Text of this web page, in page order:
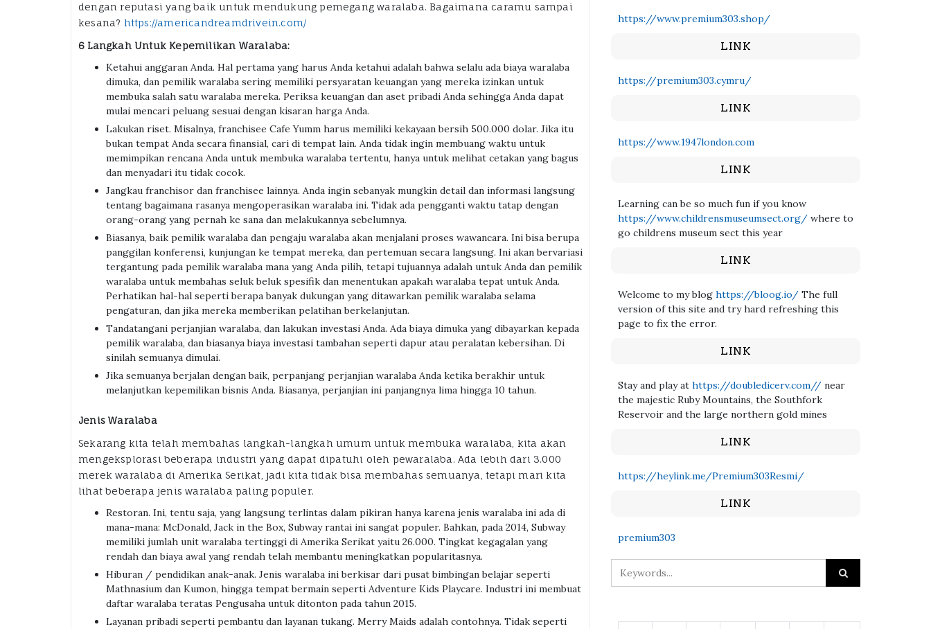
dengan reputasi yang baik untuk mendukung pemegang waralaba. Bagaimana caramu sampai
kesana? https://americandreamdrivein.com/
6 Langkah Untuk Kepemilikan Waralaba:
Ketahui anggaran Anda. Hal pertama yang harus Anda ketahui adalah bahwa selalu ada biaya waralaba
dimuka, dan pemilik waralaba sering memiliki persyaratan keuangan yang mereka izinkan untuk
membuka salah satu waralaba mereka. Periksa keuangan dan aset pribadi Anda sehingga Anda dapat
mulai mencari peluang sesuai dengan kisaran harga Anda.
Lakukan riset. Misalnya, franchisee Cafe Yumm harus memiliki kekayaan bersih 500.000 dolar. Jika itu
bukan tempat Anda secara finansial, cari di tempat lain. Anda tidak ingin membuang waktu untuk
memimpikan rencana Anda untuk membuka waralaba tertentu, hanya untuk melihat cetakan yang bagus
dan menyadari itu tidak cocok.
Jangkau franchisor dan franchisee lainnya. Anda ingin sebanyak mungkin detail dan informasi langsung
tentang bagaimana rasanya mengoperasikan waralaba ini. Tidak ada pengganti waktu tatap dengan
orang-orang yang pernah ke sana dan melakukannya sebelumnya.
Biasanya, baik pemilik waralaba dan pengaju waralaba akan menjalani proses wawancara. Ini bisa berupa
panggilan konferensi, kunjungan ke tempat mereka, dan pertemuan secara langsung. Ini akan bervariasi
tergantung pada pemilik waralaba mana yang Anda pilih, tetapi tujuannya adalah untuk Anda dan pemilik
waralaba untuk membahas seluk beluk spesifik dan menentukan apakah waralaba tepat untuk Anda.
Perhatikan hal-hal seperti berapa banyak dukungan yang ditawarkan pemilik waralaba selama
pengaturan, dan jika mereka memberikan pelatihan berkelanjutan.
Tandatangani perjanjian waralaba, dan lakukan investasi Anda. Ada biaya dimuka yang dibayarkan kepada
pemilik waralaba, dan biasanya biaya investasi tambahan seperti dapur atau peralatan kebersihan. Di
sinilah semuanya dimulai.
Jika semuanya berjalan dengan baik, perpanjang perjanjian waralaba Anda ketika berakhir untuk
melanjutkan kepemilikan bisnis Anda. Biasanya, perjanjian ini panjangnya lima hingga 10 tahun.
Jenis Waralaba
Sekarang kita telah membahas langkah-langkah umum untuk membuka waralaba, kita akan
mengeksplorasi beberapa industri yang dapat dipatuhi oleh pewaralaba. Ada lebih dari 3.000
merek waralaba di Amerika Serikat, jadi kita tidak bisa membahas semuanya, tetapi mari kita
lihat beberapa jenis waralaba paling populer.
Restoran. Ini, tentu saja, yang langsung terlintas dalam pikiran hanya karena jenis waralaba ini ada di
mana-mana: McDonald, Jack in the Box, Subway rantai ini sangat populer. Bahkan, pada 2014, Subway
memiliki jumlah unit waralaba tertinggi di Amerika Serikat yaitu 26.000. Tingkat kegagalan yang
rendah dan biaya awal yang rendah telah membantu meningkatkan popularitasnya.
Hiburan / pendidikan anak-anak. Jenis waralaba ini berkisar dari pusat bimbingan belajar seperti
Mathnasium dan Kumon, hingga tempat bermain seperti Adventure Kids Playcare. Industri ini membuat
daftar waralaba teratas Pengusaha untuk ditonton pada tahun 2015.
Layanan pribadi seperti pembantu dan layanan tukang. Merry Maids adalah contohnya. Tidak seperti
https://www.premium303.shop/
LINK
https://premium303.cymru/
LINK
https://www.1947london.com
LINK
Learning can be so much fun if you know
https://www.childrensmuseumsect.org/ where to
go childrens museum sect this year
LINK
Welcome to my blog https://bloog.io/ The full
version of this site and try hard refreshing this
page to fix the error.
LINK
Stay and play at https://doubledicerv.com// near
the majestic Ruby Mountains, the Southfork
Reservoir and the large northern gold mines
LINK
https://heylink.me/Premium303Resmi/
LINK
premium303